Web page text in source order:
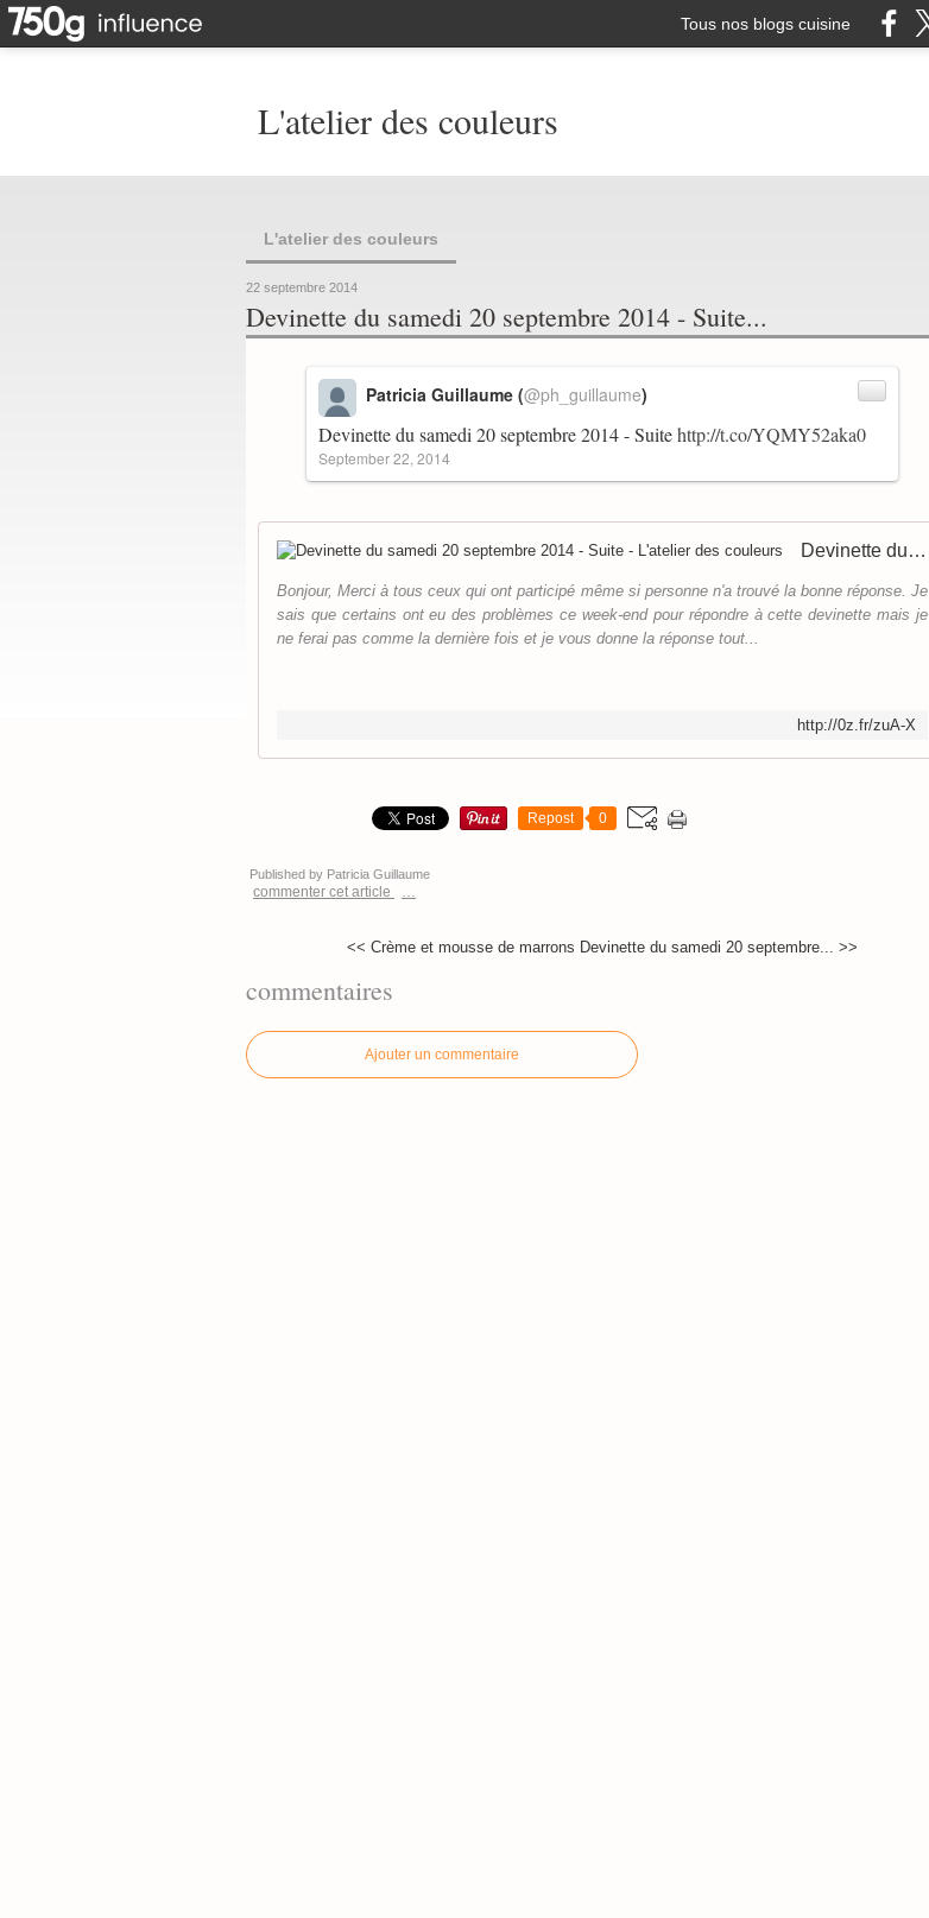
Tous nos blogs cuisine
L'atelier des couleurs
L'atelier des couleurs
22 septembre 2014
Devinette du samedi 20 septembre 2014 - Suite...
Devinette du samedi 20 septembre 2014 - Suitehttp://t.co/YQMY52aka0
Patricia Guillaume (@ph_guillaume)
September 22, 2014
Devinette du samedi 20 septembre 2014 - Suite - L'atelier des couleurs
Bonjour, Merci à tous ceux qui ont participé même si personne n'a trouvé la bonne réponse. Je
sais que certains ont eu des problèmes ce week-end pour répondre à cette devinette mais je
ne ferai pas comme la dernière fois et je vous donne la réponse tout...
http://0z.fr/zuA-X
Repost 0
Published by Patricia Guillaume
commenter cet article …
<< Crème et mousse de marrons Devinette du samedi 20 septembre... >>
commentaires
Ajouter un commentaire